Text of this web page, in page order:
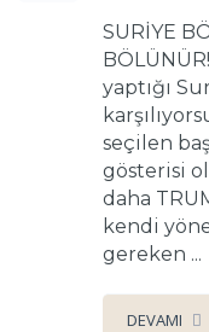
SURİYE
yaptığı
seçilen
gösterisi
daha
kendi
gereken ...
DEVAMI